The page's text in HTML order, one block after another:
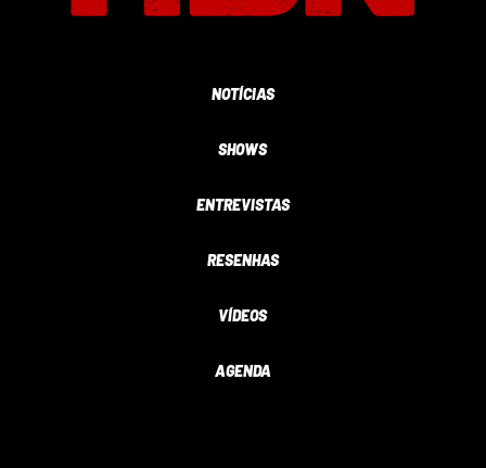
NOTÍCIAS
SHOWS
ENTREVISTAS
RESENHAS
VÍDEOS
AGENDA